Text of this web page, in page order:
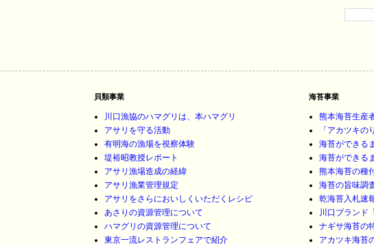
貝類事業
川口漁協のハマグリは、本ハマグリ
アサリを守る活動
有明海の漁場を視察体験
堤裕昭教授レポート
アサリ漁場造成の経緯
アサリ漁業管理規定
アサリをさらにおいしくいただくレシピ
あさりの資源管理について
ハマグリの資源管理について
東京一流レストランフェアで紹介
海苔事業
熊本海苔生産
「アカツキの
海苔ができる
海苔ができる
熊本海苔の種
海苔の旨味調
乾海苔入札速
川口ブランド
ナギサ海苔の
アカツキ海苔